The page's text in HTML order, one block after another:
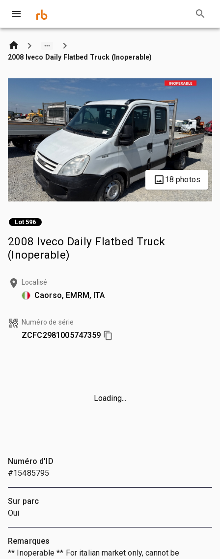
2008 Iveco Daily Flatbed Truck (Inoperable)
18 photos
Lot 596
2008 Iveco Daily Flatbed Truck
(Inoperable)
Localisé
Caorso, EMRM, ITA
Numéro de série
ZCFC2981005747359
Loading...
Numéro d'ID
#15485795
Sur parc
Oui
Remarques
** Inoperable ** For italian market only, cannot be